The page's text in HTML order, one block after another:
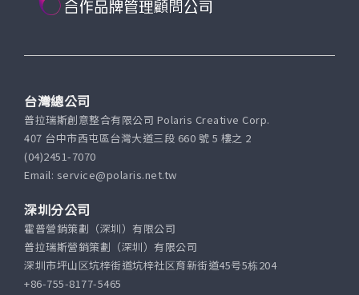
台灣總公司
普拉瑞斯創意整合有限公司 Polaris Creative Corp.
407 台中市西屯區台灣大道三段 660 號 5 樓之 2
(04)2451-7070
Email: service@polaris.net.tw
深圳分公司
霍普營銷策劃（深圳）有限公司
普拉瑞斯營銷策劃（深圳）有限公司
深圳市坪山区坑梓街道坑梓社区育新街道45号5栋204
+86-755-8177-5465